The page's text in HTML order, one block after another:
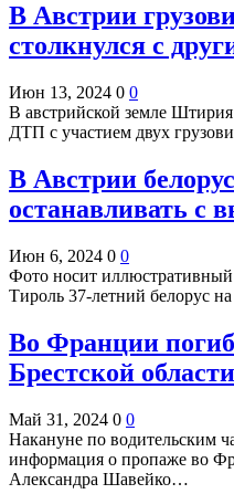
В Австрии
столкнулся с
Июн 13, 2024 0 0
В австрийской земле
ДТП с участием двух
В Австрии
останавливать с
Июн 6, 2024 0 0
Фото носит иллюстративный
Тироль 37-летний белорус
Во Франции
Брестской области
Май 31, 2024 0 0
Накануне по водительским
информация о пропаже во
Александра Шавейко…